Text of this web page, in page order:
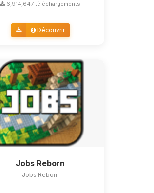
6,914,647 téléchargements
Découvrir
Jobs Reborn
Jobs Reborn